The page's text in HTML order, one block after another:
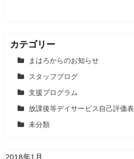
カテゴリー
まはろからのお知らせ
スタッフブログ
支援プログラム
放課後等デイサービス自己評価表
未分類
2018年1月